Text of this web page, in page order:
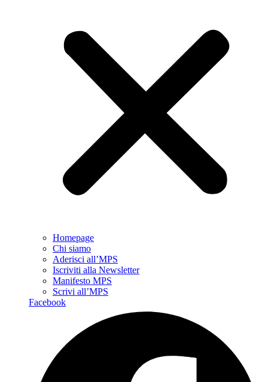
Homepage
Chi siamo
Aderisci all’MPS
Iscriviti alla Newsletter
Manifesto MPS
Scrivi all’MPS
Facebook